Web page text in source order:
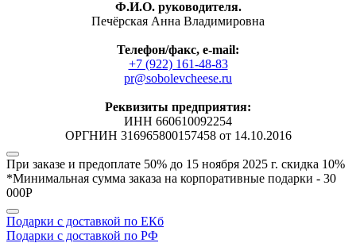
Ф.И.О. руководителя.
Печёрская Анна Владимировна
Телефон/факс, е-mail:
+7 (922) 161-48-83
pr@sobolevcheese.ru
Реквизиты предприятия:
ИНН 660610092254
ОРГНИН 316965800157458 от 14.10.2016
При заказе и предоплате 50% до 15 ноября 2025 г. скидка 10%
*Минимальная сумма заказа на корпоративные подарки - 30
000Р
Подарки с доставкой по ЕКб
Подарки с доставкой по РФ